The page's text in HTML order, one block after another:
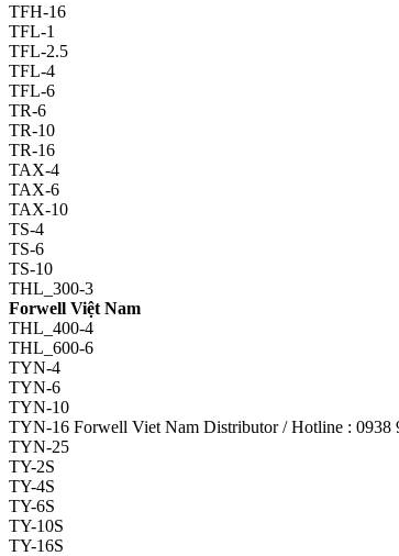
TFH-16
TFL-1
TFL-2.5
TFL-4
TFL-6
TR-6
TR-10
TR-16
TAX-4
TAX-6
TAX-10
TS-4
TS-6
TS-10
THL_300-3
Forwell Việt Nam
THL_400-4
THL_600-6
TYN-4
TYN-6
TYN-10
TYN-16 Forwell Viet Nam Distributor / Hotline : 0938
TYN-25
TY-2S
TY-4S
TY-6S
TY-10S
TY-16S